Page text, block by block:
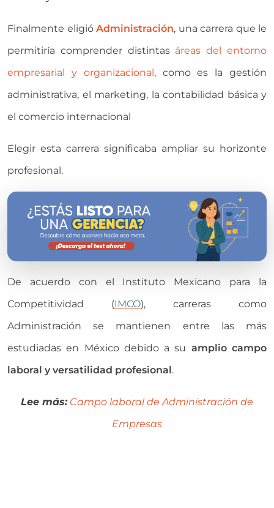
Finalmente eligió Administración, una carrera que le
permitiría comprender distintas áreas del entorno
empresarial y organizacional , como es la gestión
administrativa, el marketing, la contabilidad básica y
el comercio internacional
Elegir esta carrera significaba ampliar su horizonte
profesional.
De acuerdo con el Instituto Mexicano para la
Competitividad (IMCO), carreras como
Administración se mantienen entre las más
estudiadas en México debido a su amplio campo
laboral y versatilidad profesional .
Lee más:Campo laboral de Administración de
Empresas